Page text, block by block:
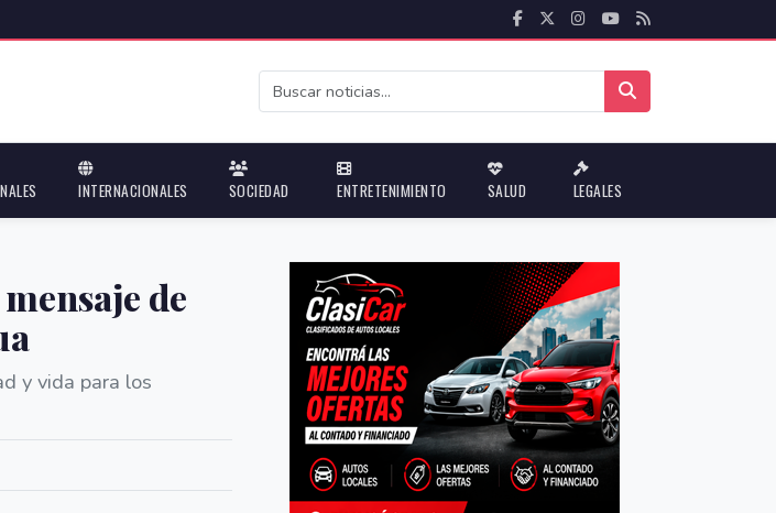
INTERNACIONALES SOCIEDAD ENTRETENIMIENTO SALUD LEGALES
de
y vida para los